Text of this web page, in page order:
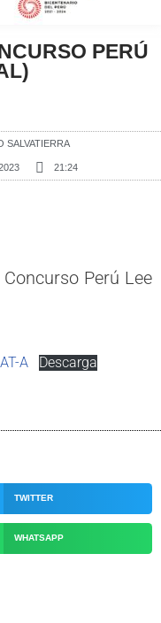
PERÚ
SALVATIERRA
21:24
Perú Lee
A Descarga
TWITTER
WHATSAPP